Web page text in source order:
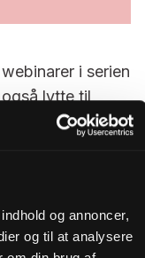
og annoncer,
og til at analysere
i serien
lytte til
begrebet